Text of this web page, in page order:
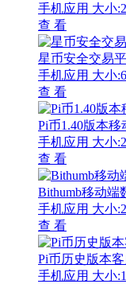
手机应用 大小
查 看
星币安全交易
手机应用 大小
查 看
Pi币1.40版本移
手机应用 大小
查 看
Bithumb移动端
手机应用 大小
查 看
Pi币历史版本
手机应用 大小